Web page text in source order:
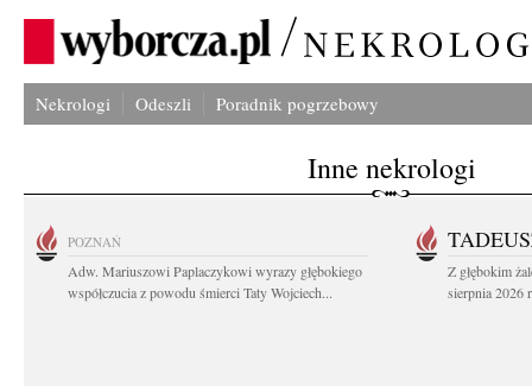
Nekrologi Odeszli Poradnik pogrzebowy
Inne nekrologi
POZNAŃ
Adw. Mariuszowi Paplaczykowi wyrazy głębokiego
współczucia z powodu śmierci Taty Wojciech...
Z głębokim
sierpnia 2026